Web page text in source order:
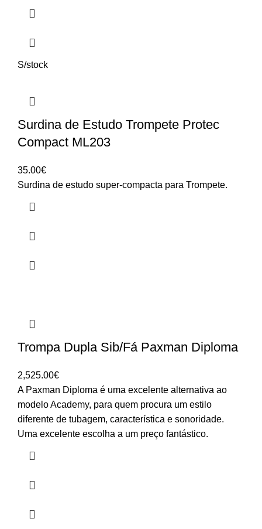
S/stock
Surdina de Estudo Trompete Protec
Compact ML203
35.00€
Surdina de estudo super-compacta para Trompete.
Trompa Dupla Sib/Fá Paxman Diploma
2,525.00€
A Paxman Diploma é uma excelente alternativa ao
modelo Academy, para quem procura um estilo
diferente de tubagem, característica e sonoridade.
Uma excelente escolha a um preço fantástico.